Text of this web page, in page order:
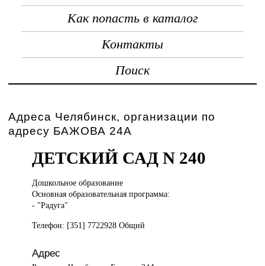
Как попасть в каталог
Контакты
Поиск
Адреса Челябинск, организации по
адресу БАЖОВА 24А
ДЕТСКИЙ САД N 240
Дошкольное образование
Основная образовательная программа:
- "Радуга"
Телефон: [351] 7722928 Общий
Адрес